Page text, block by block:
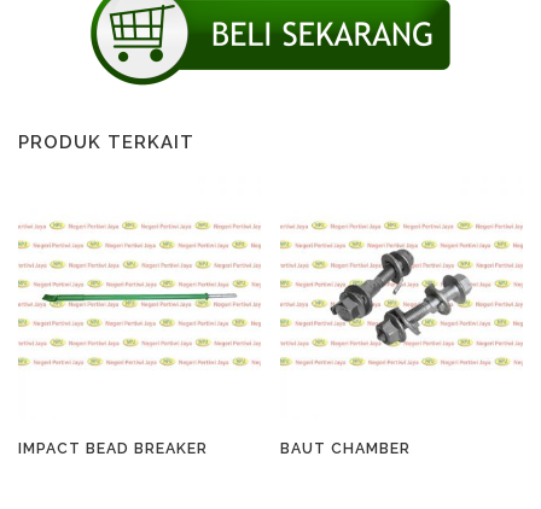
PRODUK TERKAIT
IMPACT BEAD BREAKER BAUT CHAMBER